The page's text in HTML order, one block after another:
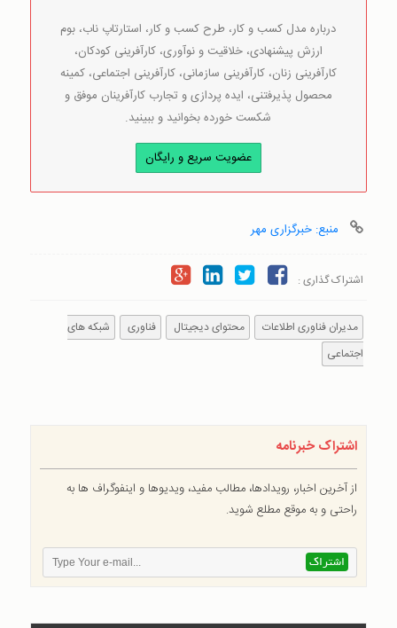
درباره مدل کسب و کار، طرح کسب و کار، استارتاپ ناب، بوم
ارزش پیشنهادی، خلاقیت و نوآوری، کارآفرینی کودکان،
کارآفرینی زنان، کارآفرینی سازمانی، کارآفرینی اجتماعی، کمینه
محصول پذیرفتنی، ایده پردازی و تجارب کارآفرینان موفق و
شکست خورده بخوانید و ببینید.
عضویت سریع و رایگان
منبع: خبرگزاری مهر
اشتراک گذاری :
مدیران فناوری اطلاعات محتوای دیجیتال فناوری
شبکه های
اجتماعی
اشتراک خبرنامه
از آخرین اخبار، رویدادها، مطالب مفید، ویدیوها و اینفوگراف ها به
راحتی و به موقع مطلع شوید.